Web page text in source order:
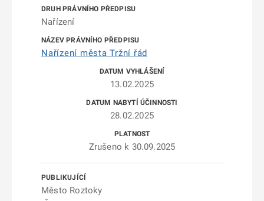
Nařízení
Nařízení města Tržní řád
13.02.2025
28.02.2025
Zrušeno k 30.09.2025
Město Roztoky